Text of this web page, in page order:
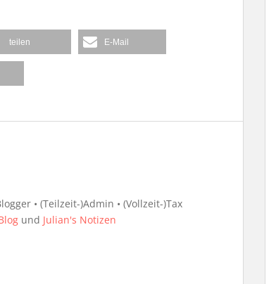
teilen E-Mail
• (Teilzeit-)Admin • (Vollzeit-)Tax
und Julian's Notizen